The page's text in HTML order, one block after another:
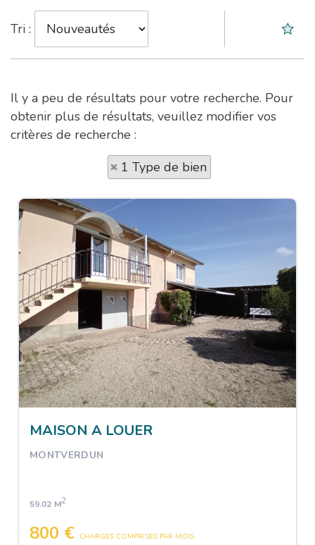
Tri :
Il y a peu de résultats pour votre recherche. Pour
obtenir plus de résultats, veuillez modifier vos
critères de recherche :
1 Type de bien
MAISON A LOUER
MONTVERDUN
59.02 M2
800 € CHARGES COMPRISES PAR MOIS